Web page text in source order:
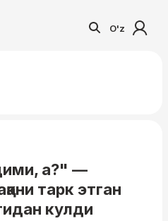
O'z
а?" —
тарк этган
кулди